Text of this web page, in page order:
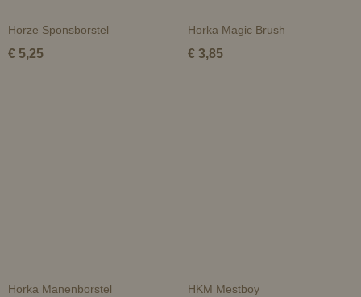
Horze Sponsborstel
€ 5,25
Horka Magic Brush
€ 3,85
Horka Manenborstel HKM Mestboy